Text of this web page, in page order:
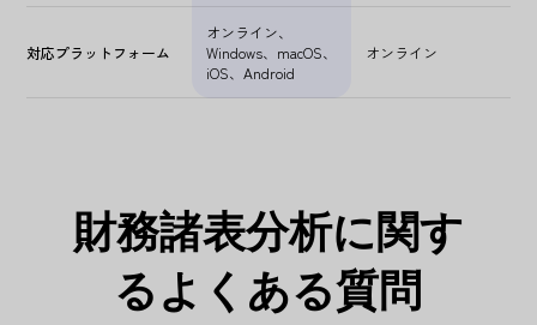
対応プラットフォーム
オンライン、
Windows、macOS、
iOS、Android
オンライン
財務諸表分析に関す
るよくある質問